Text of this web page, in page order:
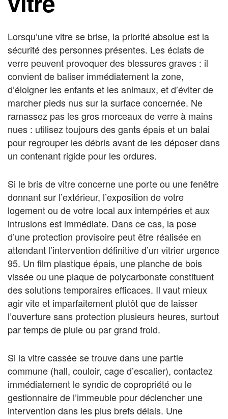
Lorsqu’une vitre se brise, la priorité absolue est la
sécurité des personnes présentes. Les éclats de
verre peuvent provoquer des blessures graves : il
convient de baliser immédiatement la zone,
d’éloigner les enfants et les animaux, et d’éviter de
marcher pieds nus sur la surface concernée. Ne
ramassez pas les gros morceaux de verre à mains
nues : utilisez toujours des gants épais et un balai
pour regrouper les débris avant de les déposer dans
un contenant rigide pour les ordures.
Si le bris de vitre concerne une porte ou une fenêtre
donnant sur l’extérieur, l’exposition de votre
logement ou de votre local aux intempéries et aux
intrusions est immédiate. Dans ce cas, la pose
d’une protection provisoire peut être réalisée en
attendant l’intervention définitive d’un vitrier urgence
95. Un film plastique épais, une planche de bois
vissée ou une plaque de polycarbonate constituent
des solutions temporaires efficaces. Il vaut mieux
agir vite et imparfaitement plutôt que de laisser
l’ouverture sans protection plusieurs heures, surtout
par temps de pluie ou par grand froid.
Si la vitre cassée se trouve dans une partie
commune (hall, couloir, cage d’escalier), contactez
immédiatement le syndic de copropriété ou le
gestionnaire de l’immeuble pour déclencher une
intervention dans les plus brefs délais. Une